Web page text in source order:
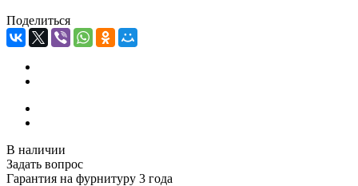
Поделиться
В наличии
Задать вопрос
Гарантия на фурнитуру 3 года